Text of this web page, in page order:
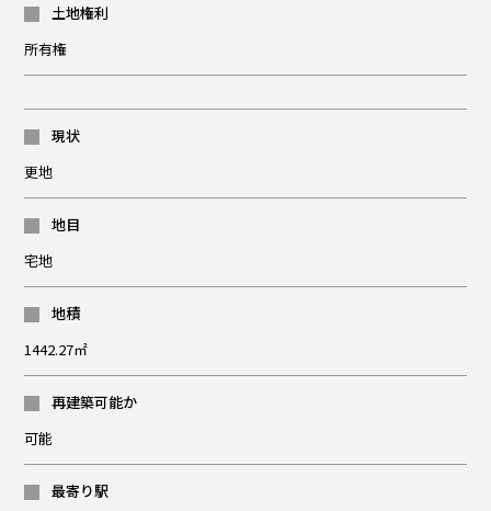
土地権利
所有権
現状
更地
地目
宅地
地積
1442.27㎡
再建築可能か
可能
最寄り駅